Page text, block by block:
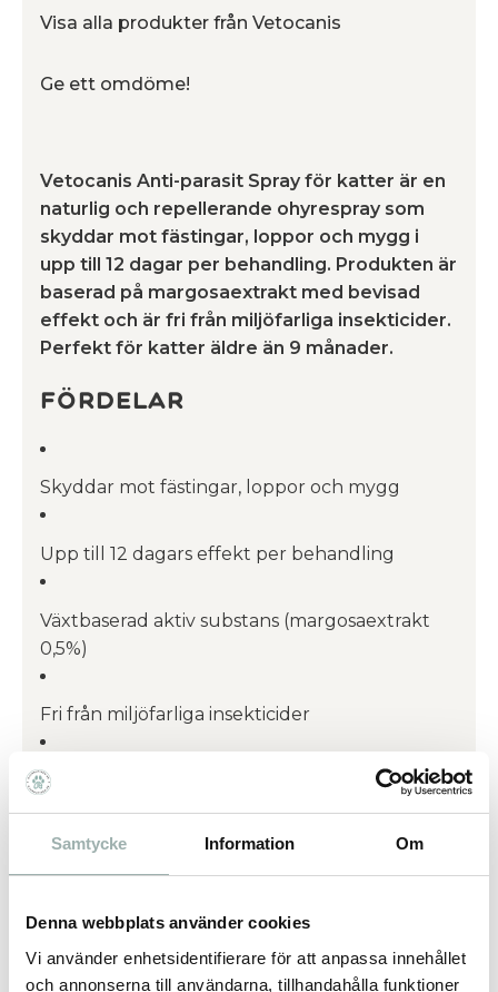
Samtycke Information Om
Denna webbplats använder cookies
Vi använder enhetsidentifierare för att anpassa innehållet
och annonserna till användarna, tillhandahålla funktioner
Visa alla produkter från Vetocanis
Ge ett omdöme!
Vetocanis Anti-parasit Spray för katter är en
naturlig och repellerande ohyrespray som
skyddar mot fästingar, loppor och mygg i
upp till 12 dagar per behandling. Produkten är
baserad på margosaextrakt med bevisad
effekt och är fri från miljöfarliga insekticider.
Perfekt för katter äldre än 9 månader.
Fördelar
Skyddar mot fästingar, loppor och mygg
Upp till 12 dagars effekt per behandling
Växtbaserad aktiv substans (margosaextrakt
0,5%)
Fri från miljöfarliga insekticider
Enkel att använda som pump-spray
Dosering
Katt upp till 3 kg: 6 spraytryck
Katt 3–6 kg: 13 spraytryck